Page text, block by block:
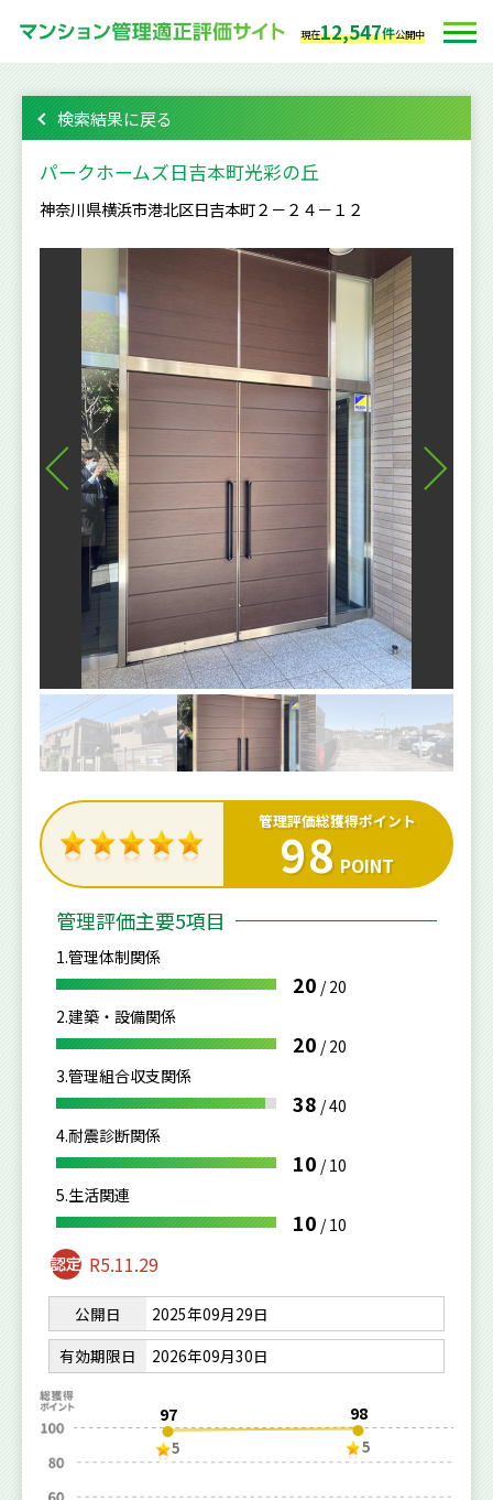
現在12,547件公開中
検索結果に戻る
パークホームズ日吉本町光彩の丘
神奈川県横浜市港北区日吉本町２－２４－１２
管理評価総獲得ポイント
98 POINT
管理評価主要5項目
1.管理体制関係
20 /20
2.建築・設備関係
20 /20
3.管理組合収支関係
38 /40
4.耐震診断関係
10 /10
5.生活関連
10 /10
R5.11.29
公開日
2025年09月29日
有効期限日
2026年09月30日
97
5
98
5